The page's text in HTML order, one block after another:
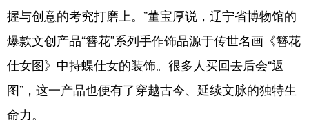
握与创意的考究打磨上。”董宝厚说，辽宁省博物馆的
爆款文创产品“簪花”系列手作饰品源于传世名画《簪花
仕女图》中持蝶仕女的装饰。很多人买回去后会“返
图”，这一产品也便有了穿越古今、延续文脉的独特生
命力。